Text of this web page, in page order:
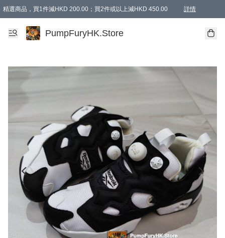
精選商品，買1件減HKD 200.00；買2件或以上減HKD 450.00 詳情
AAPE商品,會員專享9折或以上（按會員等級）AAPE products, members can
精選商品，任選買2件或以上減HKD 100.00
購物滿 HKD 800.00即享免運費優惠！（適用於 特定的送貨方式 )
PumpFuryHK.Store